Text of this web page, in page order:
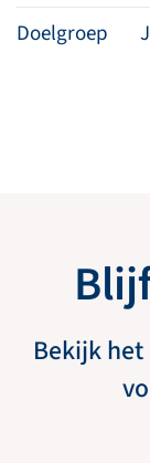
Doelgroep
Bekijk